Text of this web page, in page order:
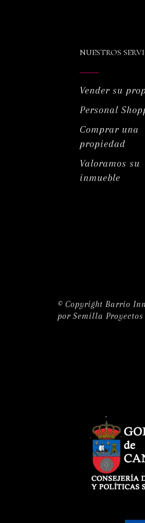
NUESTROS
Vender su
Personal
Comprar una
propiedad
Valoramos su
inmueble
© Copyright Barrio
porSemilla Proyectos